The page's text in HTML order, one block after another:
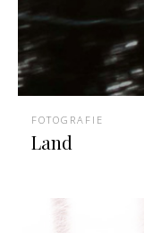
FOTOGRAFIE
Land